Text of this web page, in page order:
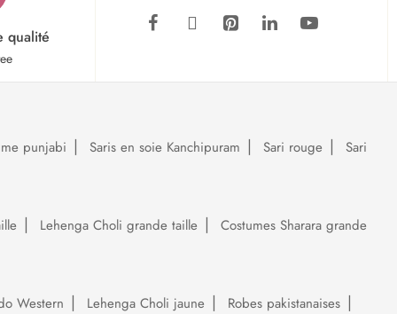
qualité
punjabi Saris en soie Kanchipuram Sari rouge
Sari
Lehenga Choli grande taille
Costumes Sharara grande
Western Lehenga Choli jaune
Robes pakistanaises